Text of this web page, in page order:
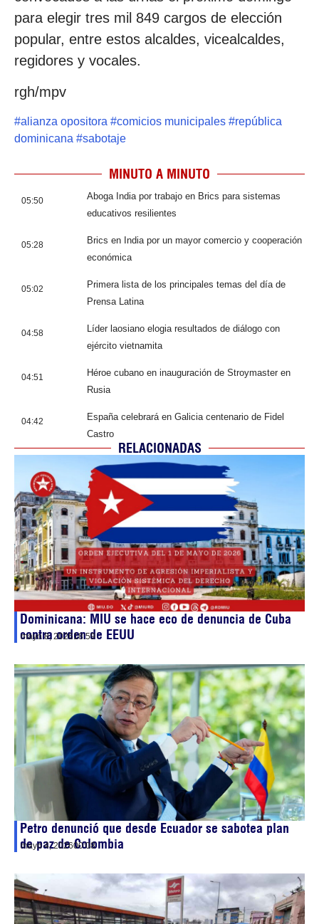
para elegir tres mil 849 cargos de elección
popular, entre estos alcaldes, vicealcaldes,
regidores y vocales.
rgh/mpv
#alianza opositora #comicios municipales #república
dominicana #sabotaje
MINUTO A MINUTO
05:50
Aboga India por trabajo en Brics para sistemas
educativos resilientes
05:28
Brics en India por un mayor comercio y cooperación
económica
05:02
Primera lista de los principales temas del día de
Prensa Latina
04:58
Líder laosiano elogia resultados de diálogo con
ejército vietnamita
04:51
Héroe cubano en inauguración de Stroymaster en
Rusia
04:42
España celebrará en Galicia centenario de Fidel
Castro
RELACIONADAS
Dominicana: MIU se hace eco de denuncia de Cuba
contra orden de EEUU
mayo 8, 202618:59
Petro denunció que desde Ecuador se sabotea plan
de paz de Colombia
mayo 4, 202600:08